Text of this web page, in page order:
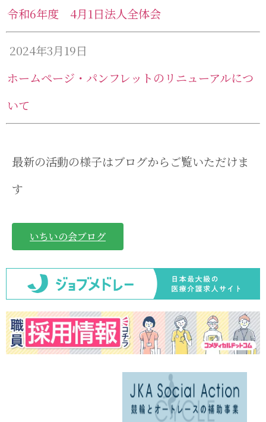
令和6年度 4月1日法人全体会
2024年3月19日
ホームページ・パンフレットのリニューアルにつ
いて
最新の活動の様子はブログからご覧いただけま
す
いちいの会ブログ